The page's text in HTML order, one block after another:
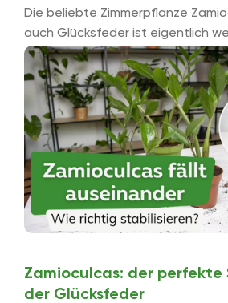
Die beliebte Zimmerpflanze
auch Glücksfeder ist eigentlich
anspruchsvoll und mit ihren straff
wachsenden Stängeln sehr
was ist zu tun, wenn die Pflanze ...
Zamioculcas: der
der Glücksfeder